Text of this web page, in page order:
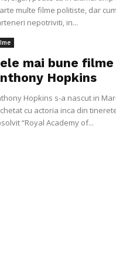
multe filme politiste, dar
nepotriviti, in...
mai bune
Hopkins
Hopkins s-a nascut in
cu actoria inca din
“Royal Academy of...